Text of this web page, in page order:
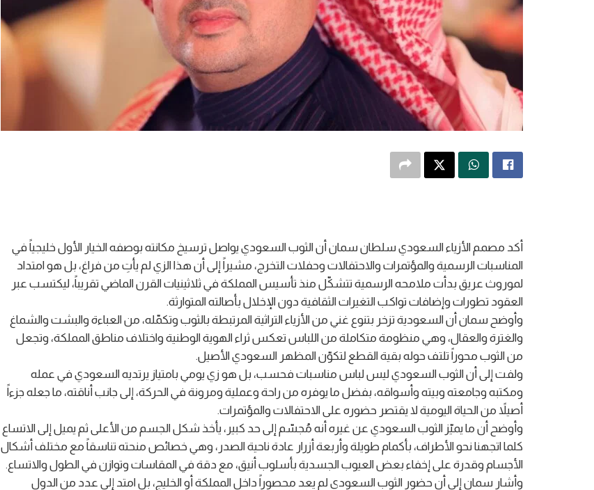
أكد مصمم الأزياء السعودي سلطان سمان أن الثوب السعودي يواصل ترسيخ مكانته بوصفه الخيار الأول خليجياً في
المناسبات الرسمية والمؤتمرات والاحتفالات وحفلات التخرج، مشيراً إلى أن هذا الزي لم يأتِ من فراغ، بل هو امتداد
لموروث عريق بدأت ملامحه الرسمية تتشكّل منذ تأسيس المملكة في ثلاثينيات القرن الماضي تقريباً، ليكتسب عبر
العقود تطورات وإضافات تواكب التغيرات الثقافية دون الإخلال بأصالته المتوارثة.
وأوضح سمان أن السعودية تزخر بتنوع غني من الأزياء التراثية المرتبطة بالثوب وتكمّله، من العباءة والبشت والشماغ
والغترة والعقال، وهي منظومة متكاملة من اللباس تعكس ثراء الهوية الوطنية واختلاف مناطق المملكة، وتجعل
من الثوب محوراً تلتف حوله بقية القطع لتكوّن المظهر السعودي الأصيل.
ولفت إلى أن الثوب السعودي ليس لباس مناسبات فحسب، بل هو زي يومي بامتياز يرتديه السعودي في عمله
ومكتبه وجامعته وبيته وأسواقه، بفضل ما يوفره من راحة وعملية ومرونة في الحركة، إلى جانب أناقته، ما جعله جزءاً
أصيلاً من الحياة اليومية لا يقتصر حضوره على الاحتفالات والمؤتمرات.
وأوضح أن ما يميّز الثوب السعودي عن غيره أنه مُجسّم إلى حد كبير، يأخذ شكل الجسم من الأعلى ثم يميل إلى الاتساع
كلما اتجهنا نحو الأطراف، بأكمام طويلة وأربعة أزرار عادة ناحية الصدر، وهي خصائص منحته تناسقاً مع مختلف أشكال
الأجسام وقدرة على إخفاء بعض العيوب الجسدية بأسلوب أنيق، مع دقة في المقاسات وتوازن في الطول والاتساع.
وأشار سمان إلى أن حضور الثوب السعودي لم يعد محصوراً داخل المملكة أو الخليج، بل امتد إلى عدد من الدول